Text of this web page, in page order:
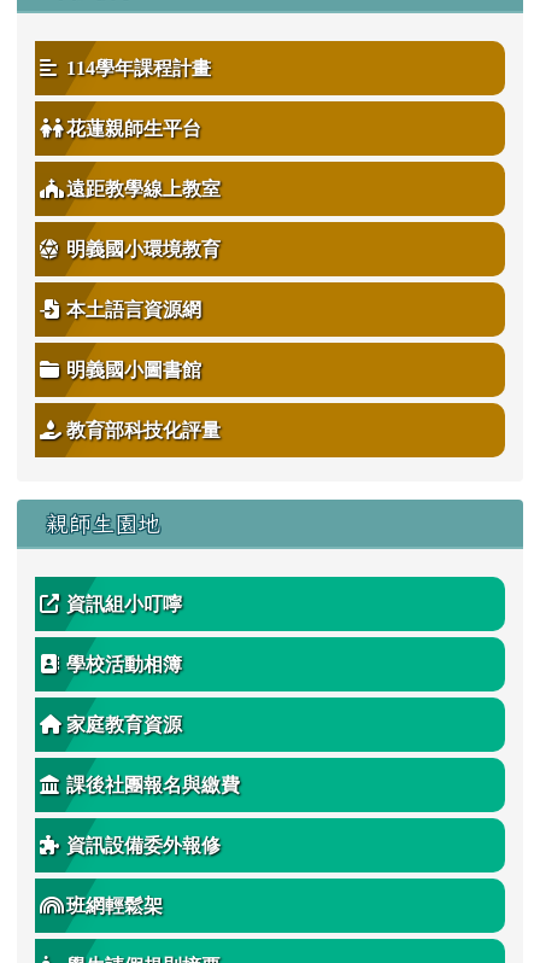
114學年課程計畫
花蓮親師生平台
遠距教學線上教室
明義國小環境教育
本土語言資源網
明義國小圖書館
教育部科技化評量
親師生園地
資訊組小叮嚀
學校活動相簿
家庭教育資源
課後社團報名與繳費
資訊設備委外報修
班網輕鬆架